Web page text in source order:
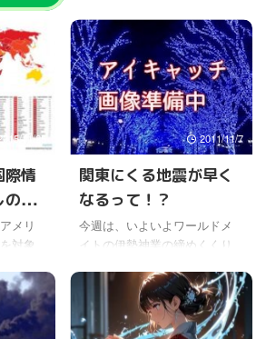
11/25
際情
の問
メリ
対象
、複
して
なの
2011/11/7
関東にくる地震が早く
なるって！？
今週は、いよいよワールドメ
イトの伊勢神業の締めくくり
る。 ワールドメイトの伊勢大
神事も、最近は伊勢の地より
も別の場所で行われることが